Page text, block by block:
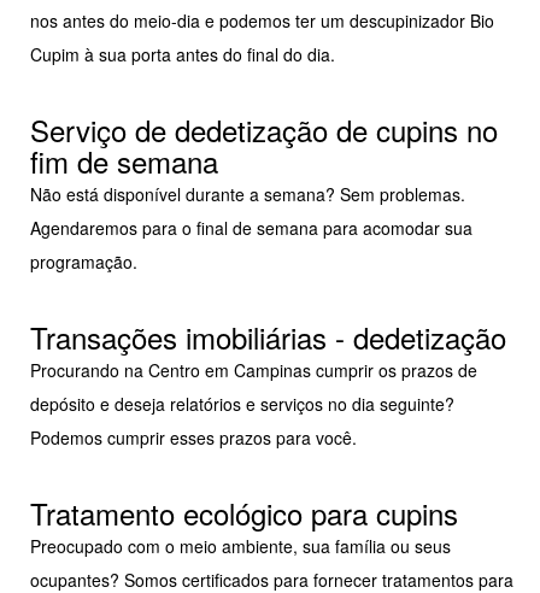
nos antes do meio-dia e podemos ter um descupinizador Bio
Cupim à sua porta antes do final do dia.
Serviço de dedetização de cupins no
fim de semana
Não está disponível durante a semana? Sem problemas.
Agendaremos para o final de semana para acomodar sua
programação.
Transações imobiliárias - dedetização
Procurando na Centro em Campinas cumprir os prazos de
depósito e deseja relatórios e serviços no dia seguinte?
Podemos cumprir esses prazos para você.
Tratamento ecológico para cupins
Preocupado com o meio ambiente, sua família ou seus
ocupantes? Somos certificados para fornecer tratamentos para